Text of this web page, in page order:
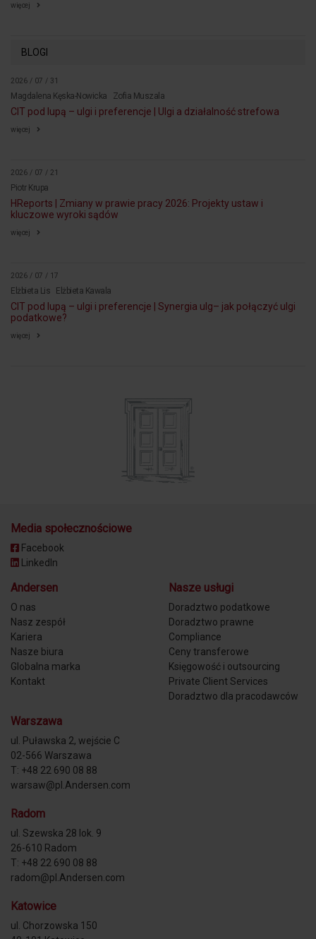
więcej
BLOGI
2026 / 07 / 31
Magdalena Kęska-Nowicka Zofia Muszala
CIT pod lupą – ulgi i preferencje | Ulgi a działalność strefowa
więcej
2026 / 07 / 21
Piotr Krupa
HReports | Zmiany w prawie pracy 2026: Projekty ustaw i
kluczowe wyroki sądów
więcej
2026 / 07 / 17
Elżbieta Lis Elżbieta Kawala
CIT pod lupą – ulgi i preferencje | Synergia ulg– jak połączyć ulgi
podatkowe?
więcej
Media społecznościowe
Facebook
LinkedIn
Andersen
O nas
Nasz zespół
Kariera
Nasze biura
Globalna marka
Kontakt
Nasze usługi
Doradztwo podatkowe
Doradztwo prawne
Compliance
Ceny transferowe
Księgowość i outsourcing
Private Client Services
Doradztwo dla pracodawców
Warszawa
ul. Puławska 2, wejście C
02-566 Warszawa
T: +48 22 690 08 88
warsaw@pl.Andersen.com
Radom
ul. Szewska 28 lok. 9
26-610 Radom
T: +48 22 690 08 88
radom@pl.Andersen.com
Katowice
ul. Chorzowska 150